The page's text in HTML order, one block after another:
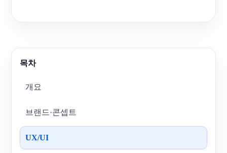
목차
개요
브랜드·콘셉트
UX/UI